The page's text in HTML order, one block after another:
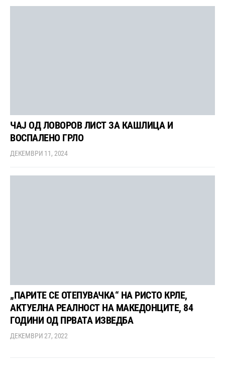
ЧАЈ ОД ЛОВОРОВ ЛИСТ ЗА КАШЛИЦА И
ВОСПАЛЕНО ГРЛО
ДЕКЕМВРИ 11, 2024
„ПАРИТЕ СЕ ОТЕПУВАЧКА“ НА РИСТО КРЛЕ,
АКТУЕЛНА РЕАЛНОСТ НА МАКЕДОНЦИТЕ, 84
ГОДИНИ ОД ПРВАТА ИЗВЕДБА
ДЕКЕМВРИ 27, 2022